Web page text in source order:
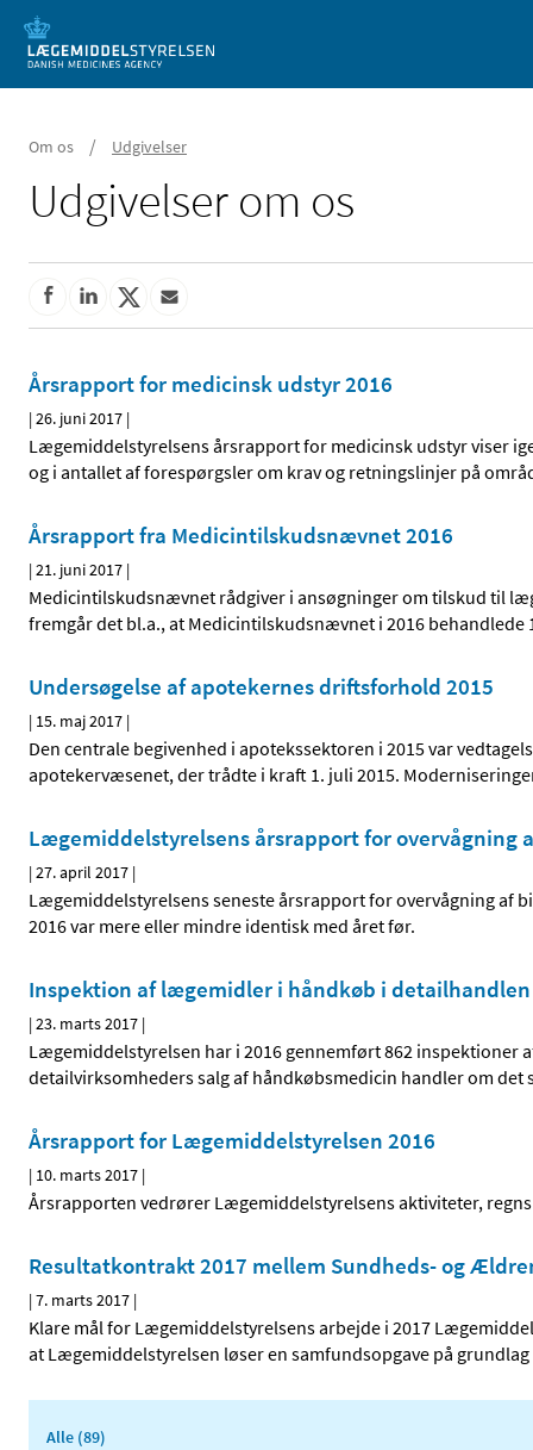
Mobil visning
Om os / Udgivelser
Udgivelser om os
Årsrapport for medicinsk udstyr 2016
|26. juni 2017 |
Lægemiddelstyrelsens årsrapport for medicinsk udstyr viser
og i antallet af forespørgsler om krav og retningslinjer på
Årsrapport fra Medicintilskudsnævnet 2016
|21. juni 2017 |
Medicintilskudsnævnet rådgiver i ansøgninger om tilskud til
fremgår det bl.a., at Medicintilskudsnævnet i 2016
Undersøgelse af apotekernes driftsforhold 2015
| 15. maj 2017 |
Den centrale begivenhed i apotekssektoren i 2015 var
apotekervæsenet, der trådte i kraft 1. juli 2015.
Lægemiddelstyrelsens årsrapport for overvågning
|27. april 2017 |
Lægemiddelstyrelsens seneste årsrapport for overvågning af
2016 var mere eller mindre identisk med året før.
Inspektion af lægemidler i håndkøb i detailhandlen
|23. marts 2017 |
Lægemiddelstyrelsen har i 2016 gennemført 862 inspektioner
detailvirksomheders salg af håndkøbsmedicin handler om
Årsrapport for Lægemiddelstyrelsen 2016
| 10. marts 2017 |
Årsrapporten vedrører Lægemiddelstyrelsens aktiviteter,
Resultatkontrakt 2017 mellem Sundheds- og
|7. marts 2017 |
Klare mål for Lægemiddelstyrelsens arbejde i 2017
at Lægemiddelstyrelsen løser en samfundsopgave på grundlag
Alle (89)